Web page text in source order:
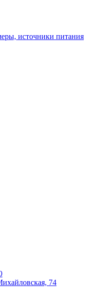
источники питания
74